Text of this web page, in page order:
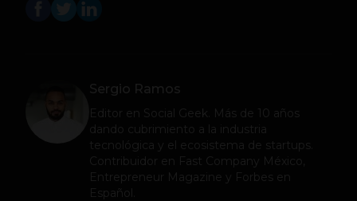
Sergio Ramos
Editor en Social Geek
. Más de 10 años
dando cubrimiento a la industria
tecnológica y el ecosistema de startups.
Contribuidor en Fast Company México,
Entrepreneur Magazine y Forbes en
Español.